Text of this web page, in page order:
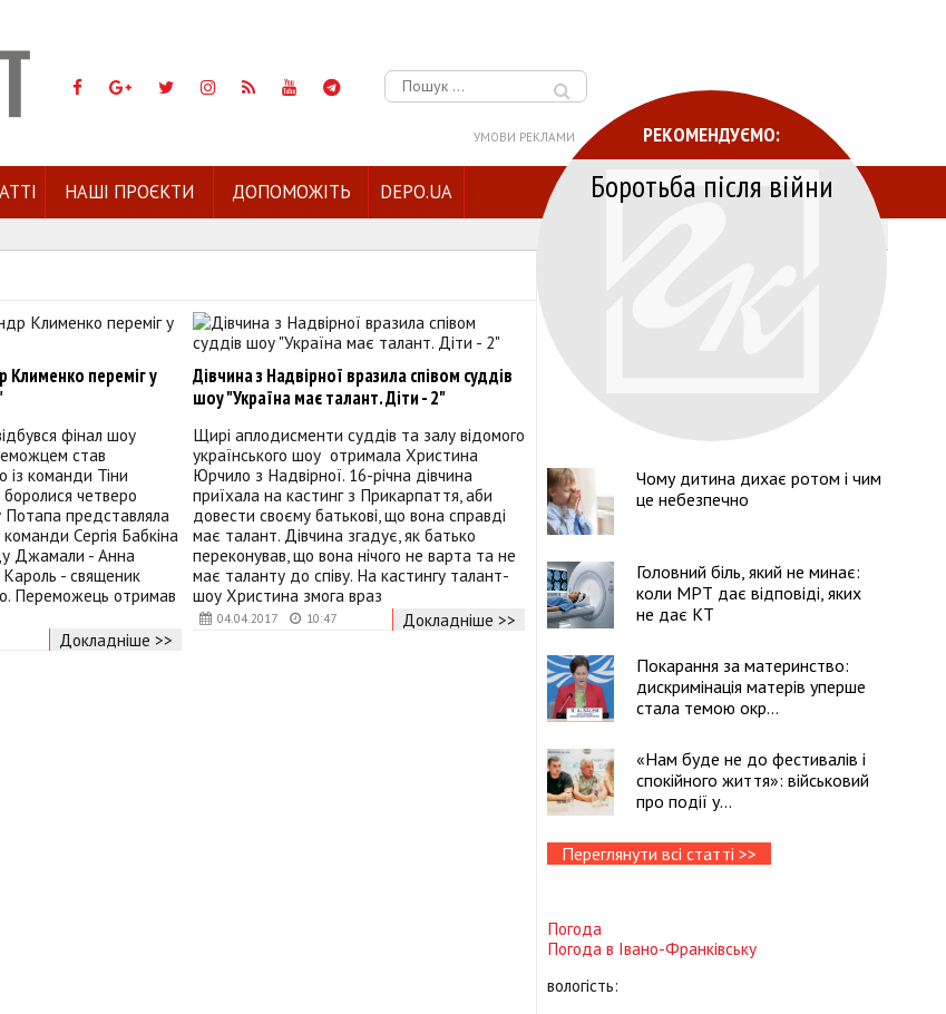
Пошук:
УМОВИ РЕКЛАМИ
НАШІ ПРОЄКТИ ДОПОМОЖІТЬ DEPO.UA
Клименко переміг у
фінал шоу
став
команди Тіни
четверо
Потапа представляла
Сергія Бабкіна
Джамали - Анна
- священик
Переможець отримав
Докладніше >>
04.04.2017 10:47
Дівчина з Надвірної вразила співом суддів
шоу "Україна має талант. Діти - 2"
Щирі аплодисменти суддів та залу відомого
українського шоу отримала Христина
Юрчило з Надвірної. 16-річна дівчина
приїхала на кастинг з Прикарпаття, аби
довести своєму батькові, що вона справді
має талант. Дівчина згадує, як батько
переконував, що вона нічого не варта та не
має таланту до співу. На кастингу талант-
шоу Христина змога враз
Докладніше >>
РЕКОМЕНДУЄМО:
Боротьба після війни
Чому дитина дихає ротом і чим
це небезпечно
Головний біль, який не минає:
коли МРТ дає відповіді, яких
не дає КТ
Покарання за материнство:
дискримінація матерів уперше
стала темою окр...
«Нам буде не до фестивалів і
спокійного життя»: військовий
про події у...
Переглянути всі статті >>
Погода
Погода в Івано-Франківську
вологість: